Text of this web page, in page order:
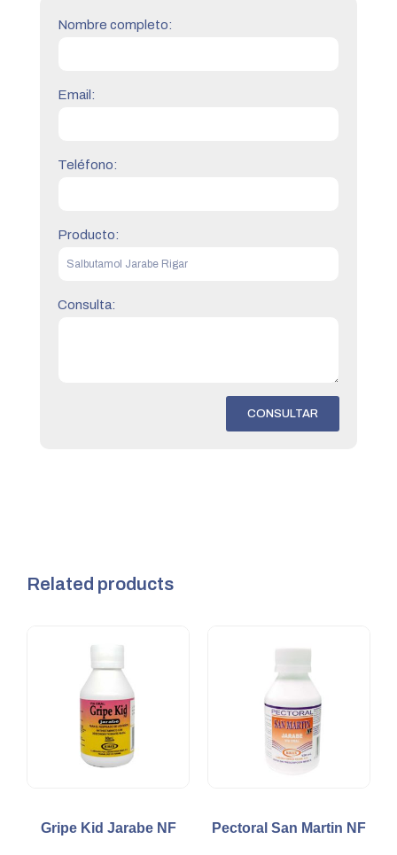
Nombre completo:
Email:
Teléfono:
Producto:
Consulta:
CONSULTAR
Related products
Gripe Kid Jarabe NF Pectoral San Martin NF